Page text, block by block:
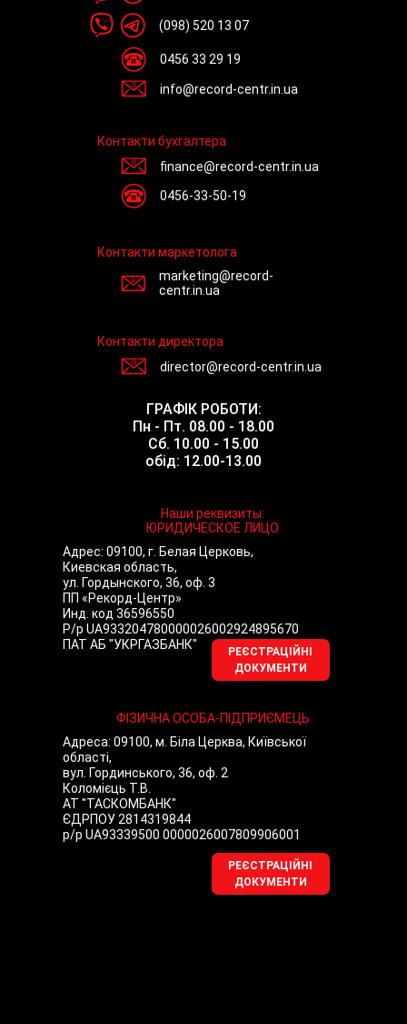
(098) 520 13 07
0456 33 29 19
info@record-centr.in.ua
Контакти бухгалтера
finance@record-centr.in.ua
0456-33-50-19
Контакти маркетолога
marketing@record-
centr.in.ua
Контакти директора
director@record-centr.in.ua
ГРАФІК РОБОТИ:
Пн - Пт. 08.00 - 18.00
Сб. 10.00 - 15.00
обід: 12.00-13.00
Наши реквизиты:
ЮРИДИЧЕСКОЕ ЛИЦО
Адрес: 09100, г. Белая Церковь,
Киевская область,
ул. Гордынского, 36, оф. 3
ПП «Рекорд-Центр»
Инд. код 36596550
Р/р UA933204780000026002924895670
ПАТ АБ "УКРГАЗБАНК"
РЕЄСТРАЦІЙНІ
ДОКУМЕНТИ
ФІЗИЧНА ОСОБА-ПІДПРИЄМЕЦЬ
Адреса: 09100, м. Біла Церква, Київської
області,
вул. Гординського, 36, оф. 2
Коломієць Т.В.
АТ "ТАСКОМБАНК"
ЄДРПОУ 2814319844
р/р UA93339500 0000026007809906001
РЕЄСТРАЦІЙНІ
ДОКУМЕНТИ